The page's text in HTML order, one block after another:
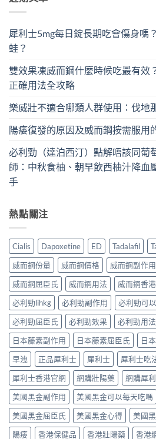
犀利士5mg每日錠長期吃會傷身嗎
蛙？
雙效果凍威而鋼什麼時候吃最有效
正確用法全攻略
樂威壯不適合哪類人群使用：伐地
陽痿復發的原因及威而鋼按需服用
必利勁（達泊西汀）點解唔該同葡
師：中秋食柚、朝早飲西柚汁降血
手
熱點關注
Cialis Dapoxetine ED Tadalafil
威而鋼份量
威而鋼價格 威而鋼副作用
威而鋼屈臣氏
威而鋼用法 威而鋼香港
必利勁lihkg
必利勁副作用 必利勁可
必利勁屈臣氏
必利勁效果 必利勁用法
日本藤素副作用
日本藤素屈臣氏 日
早洩
正品犀利士 犀利士 犀利士吃
犀利士香港官網
網購壯陽藥 網購犀
美國黑金副作用
美國黑金可以每天吃嗎
美國黑金屈臣氏
美國黑金心得 美國
陽痿
香港保健品 香港壯陽藥 香港